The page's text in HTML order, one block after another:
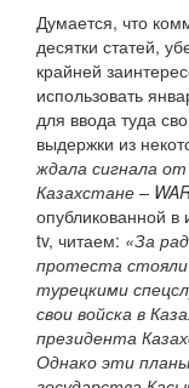
Думается, что
десятки статей,
крайней
использовать
для ввода туда
выдержки из
ждала сигнала
Казахстане –
опубликованной в
tv, читаем: «За
протеста
турецкими
свои войска в
президента
Однако эти